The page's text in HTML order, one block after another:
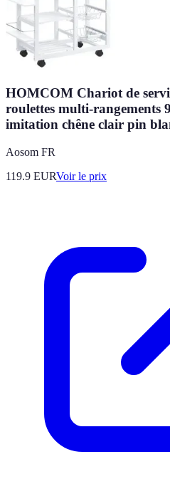
HOMCOM Chariot de
roulettes multi-rangements
imitation chêne clair pin
Aosom FR
119.9 EURVoir le prix